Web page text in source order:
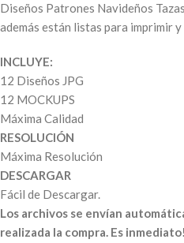
Diseños Patrones Navideños
además están listas para imprimir y
INCLUYE:
12 Diseños JPG
12 MOCKUPS
Máxima Calidad
RESOLUCIÓN
Máxima Resolución
DESCARGAR
Fácil de Descargar.
Los archivos se envían
realizada la compra. Es inmediato!